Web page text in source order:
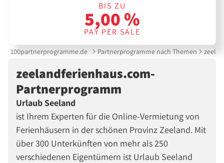
BIS ZU
5,00 %
PAY PER SALE
100partnerprogramme.de Partnerprogramme nach Themen
zeelandferienhaus.com-
Partnerprogramm
Urlaub Seeland
ist Ihrem Experten für die Online-Vermietung von
Ferienhäusern in der schönen Provinz Zeeland. Mit
über 300 Unterkünften von mehr als 250
verschiedenen Eigentümern ist Urlaub Seeland